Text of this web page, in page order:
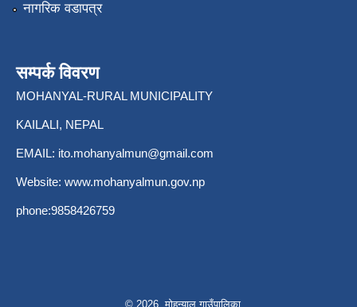
नागरिक वडापत्र
सम्पर्क विवरण
MOHANYAL-RURAL MUNICIPALITY
KAILALI, NEPAL
EMAIL: ito.mohanyalmun@gmail.com
Website: www.mohanyalmun.gov.np
phone:9858426759
© 2026 मोहन्याल गाउँपालिका